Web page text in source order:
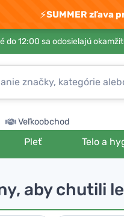
⚡SUMMER zľava
do 12:00 sa odosielajú
Veľkoobchod
Pleť Telo a
aby chutili